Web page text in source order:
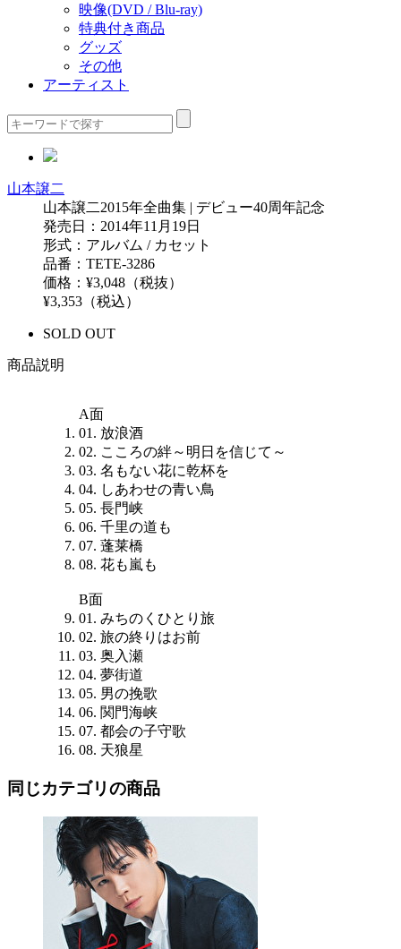
映像(DVD / Blu-ray)
特典付き商品
グッズ
その他
アーティスト
山本譲二
山本譲二2015年全曲集 | デビュー40周年記念
発売日：2014年11月19日
形式：アルバム / カセット
品番：TETE-3286
価格：¥3,048（税抜）
¥3,353（税込）
SOLD OUT
商品説明
A面
01. 放浪酒
02. こころの絆～明日を信じて～
03. 名もない花に乾杯を
04. しあわせの青い鳥
05. 長門峡
06. 千里の道も
07. 蓬莱橋
08. 花も嵐も
B面
01. みちのくひとり旅
02. 旅の終りはお前
03. 奥入瀬
04. 夢街道
05. 男の挽歌
06. 関門海峡
07. 都会の子守歌
08. 天狼星
同じカテゴリの商品